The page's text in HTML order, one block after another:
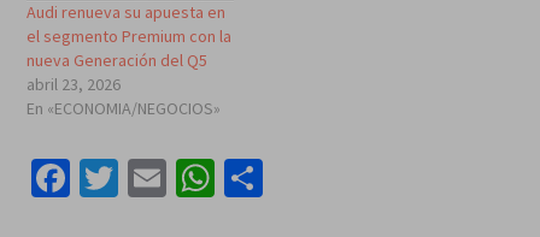
Audi renueva su apuesta en
el segmento Premium con la
nueva Generación del Q5
abril 23, 2026
En «ECONOMIA/NEGOCIOS»
Facebook
Twitter
EmailWhatsApp
Compartir